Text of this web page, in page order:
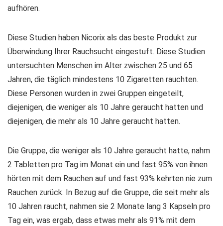
aufhören.
Diese Studien haben Nicorix als das beste Produkt zur
Überwindung Ihrer Rauchsucht eingestuft. Diese Studien
untersuchten Menschen im Alter zwischen 25 und 65
Jahren, die täglich mindestens 10 Zigaretten rauchten.
Diese Personen wurden in zwei Gruppen eingeteilt,
diejenigen, die weniger als 10 Jahre geraucht hatten und
diejenigen, die mehr als 10 Jahre geraucht hatten.
Die Gruppe, die weniger als 10 Jahre geraucht hatte, nahm
2 Tabletten pro Tag im Monat ein und fast 95% von ihnen
hörten mit dem Rauchen auf und fast 93% kehrten nie zum
Rauchen zurück. In Bezug auf die Gruppe, die seit mehr als
10 Jahren raucht, nahmen sie 2 Monate lang 3 Kapseln pro
Tag ein, was ergab, dass etwas mehr als 91% mit dem